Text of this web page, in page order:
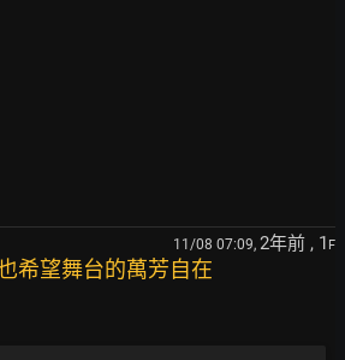
11/08 07:09, 2年前 , 1 F
希望舞台的萬芳自在